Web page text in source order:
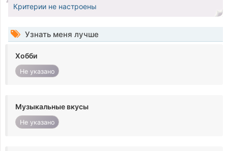
Критерии не настроены
Узнать меня лучше
Хобби
Не указано
Музыкальные вкусы
Не указано